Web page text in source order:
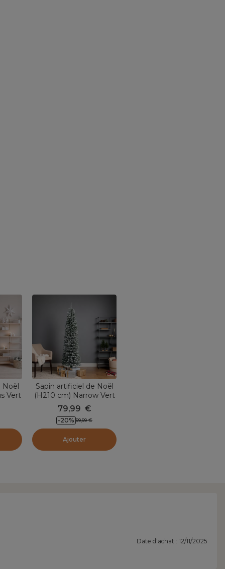
Noël
Vert
Sapin artificiel de Noël
(H210 cm) Narrow Vert
enneigé
79,99 €
-20% 99,99 €
Ajouter
Date d'achat : 12/11/2025